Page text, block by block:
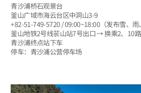
青沙浦桥石观景台
釜山广域市海云台区中洞山3-9
+82-51-749-5720 / 09:00~18:00（发布雪、雨
釜山地铁2号线苌山站7号出口 → 换乘2、10
青沙浦终点站下车
停车：青沙浦公营停车场